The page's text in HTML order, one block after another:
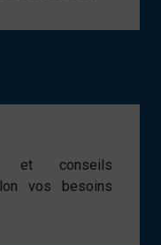
et conseils
vos besoins